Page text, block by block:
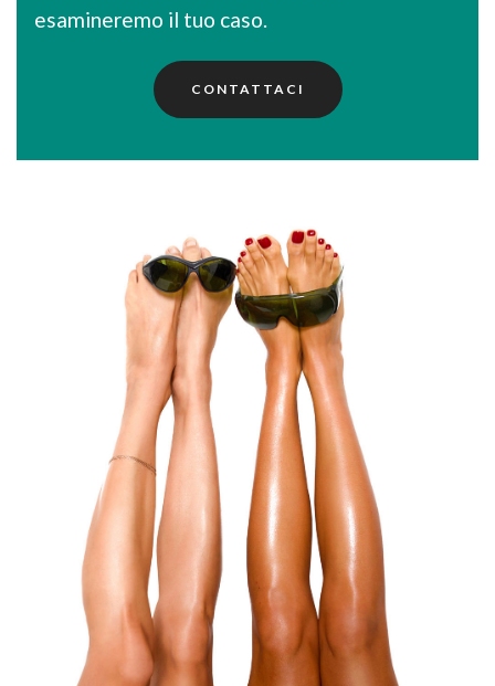
esamineremo il tuo caso.
CONTATTACI